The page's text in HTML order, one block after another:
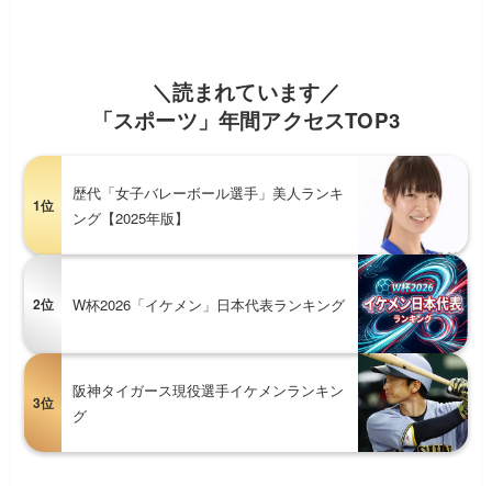
＼読まれています／
「スポーツ」年間アクセスTOP3
1位
歴代「女子バレーボール選手」美人ランキ
ング【2025年版】
2位 W杯2026「イケメン」日本代表ランキング
3位
阪神タイガース現役選手イケメンランキン
グ